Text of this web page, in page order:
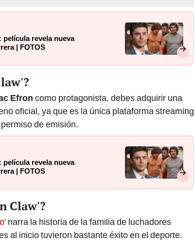
revela nueva
| FOTOS
Efron como protagonista, debes adquirir una
oficial, ya que es la única plataforma streaming
de emisión.
revela nueva
| FOTOS
Claw'?
narra la historia de la familia de luchadores
al inicio tuvieron bastante éxito en el deporte.